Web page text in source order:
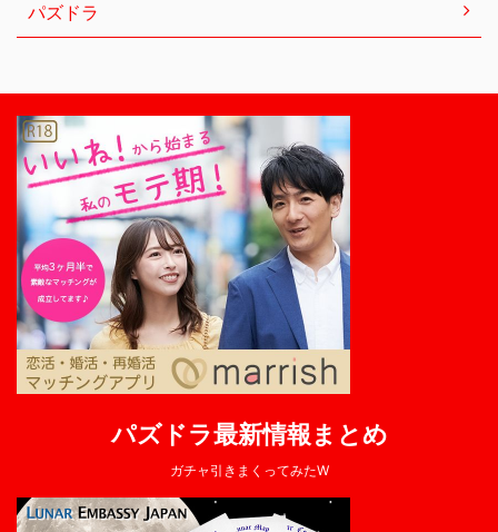
パズドラ
パズドラ最新情報まとめ
ガチャ引きまくってみたW